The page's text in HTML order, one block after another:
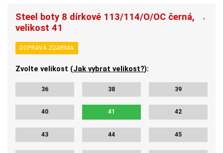
Steel boty 8 dírkové 113/114/O/OC černá,
velikost 41
DOPRAVA ZDARMA
Zvolte velikost (Jak vybrat velikost?):
36 38 39
40 41 42
43 44 45